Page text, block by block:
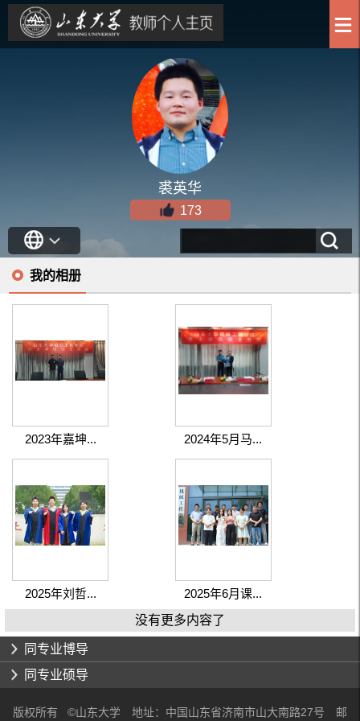
裘英华
173
我的相册
2023年嘉坤... 2024年5月马...
2025年刘哲...
2025年6月课...
没有更多内容了
同专业博导
同专业硕导
版权所有 ©山东大学 地址：中国山东省济南市山大南路27号 邮